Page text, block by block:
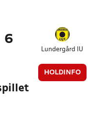
6
Lundergård IU
HOLDINFO